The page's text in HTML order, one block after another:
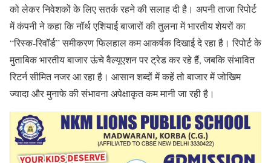
को लेकर निवेशकों के लिए सतर्क रहने की सलाह दी है। अपनी ताजा रिपोर्ट
में कंपनी ने कहा कि नॉर्थ एशियाई बाजारों की तुलना में भारतीय शेयरों का
“रिस्क-रिवॉर्ड” समीकरण फिलहाल कम आकर्षक दिखाई दे रहा है। रिपोर्ट के
मुताबिक भारतीय बाजार ऊंचे वैल्यूएशन पर ट्रेड कर रहे हैं, जबकि संभावित
रिटर्न सीमित नजर आ रहा है। आसान शब्दों में कहें तो बाजार में जोखिम
ज्यादा और मुनाफे की संभावना अपेक्षाकृत कम मानी जा रही है।